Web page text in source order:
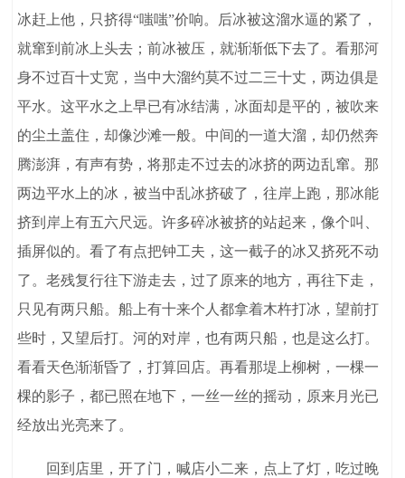
冰赶上他，只挤得“嗤嗤”价响。后冰被这溜水逼的紧了，
就窜到前冰上头去；前冰被压，就渐渐低下去了。看那河
身不过百十丈宽，当中大溜约莫不过二三十丈，两边俱是
平水。这平水之上早已有冰结满，冰面却是平的，被吹来
的尘土盖住，却像沙滩一般。中间的一道大溜，却仍然奔
腾澎湃，有声有势，将那走不过去的冰挤的两边乱窜。那
两边平水上的冰，被当中乱冰挤破了，往岸上跑，那冰能
挤到岸上有五六尺远。许多碎冰被挤的站起来，像个叫、
插屏似的。看了有点把钟工夫，这一截子的冰又挤死不动
了。老残复行往下游走去，过了原来的地方，再往下走，
只见有两只船。船上有十来个人都拿着木杵打冰，望前打
些时，又望后打。河的对岸，也有两只船，也是这么打。
看看天色渐渐昏了，打算回店。再看那堤上柳树，一棵一
棵的影子，都已照在地下，一丝一丝的摇动，原来月光已
经放出光亮来了。
回到店里，开了门，喊店小二来，点上了灯，吃过晚